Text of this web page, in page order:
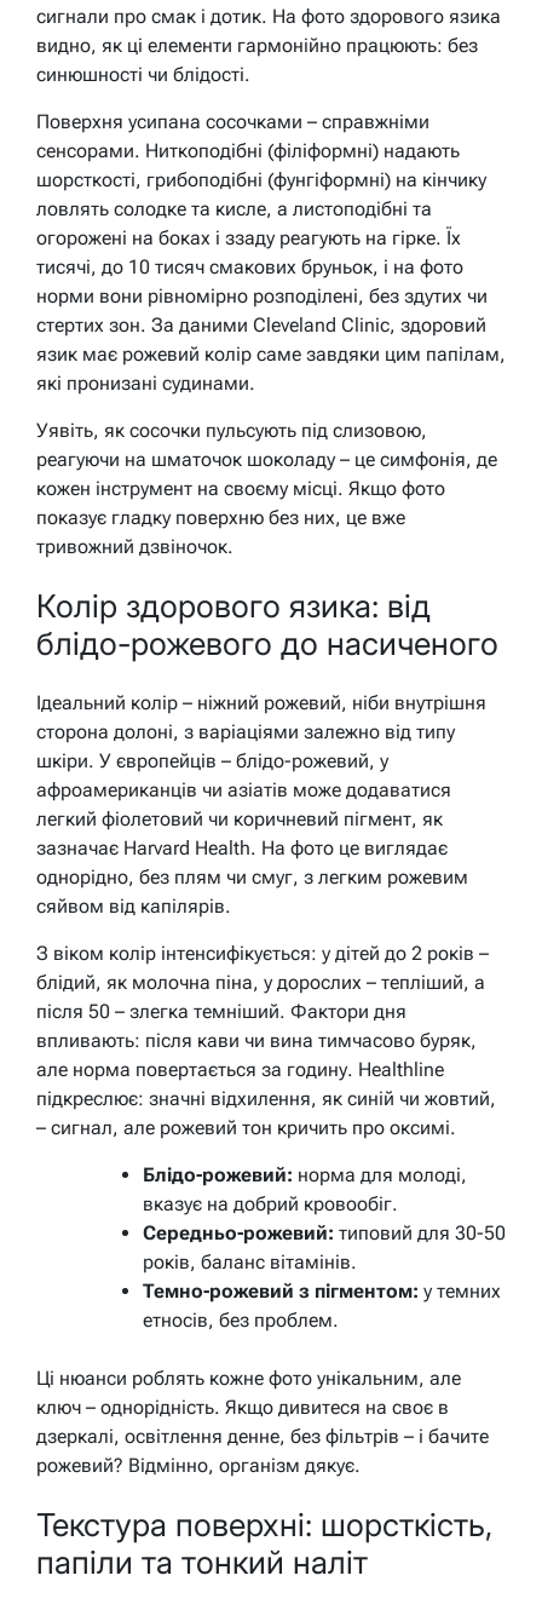
сигнали про смак і дотик. На фото здорового язика
видно, як ці елементи гармонійно працюють: без
синюшності чи блідості.
Поверхня усипана сосочками – справжніми
сенсорами. Ниткоподібні (філіформні) надають
шорсткості, грибоподібні (фунгіформні) на кінчику
ловлять солодке та кисле, а листоподібні та
огорожені на боках і ззаду реагують на гірке. Їх
тисячі, до 10 тисяч смакових бруньок, і на фото
норми вони рівномірно розподілені, без здутих чи
стертих зон. За даними Cleveland Clinic, здоровий
язик має рожевий колір саме завдяки цим папілам,
які пронизані судинами.
Уявіть, як сосочки пульсують під слизовою,
реагуючи на шматочок шоколаду – це симфонія, де
кожен інструмент на своєму місці. Якщо фото
показує гладку поверхню без них, це вже
тривожний дзвіночок.
Колір здорового язика: від
блідо-рожевого до насиченого
Ідеальний колір – ніжний рожевий, ніби внутрішня
сторона долоні, з варіаціями залежно від типу
шкіри. У європейців – блідо-рожевий, у
афроамериканців чи азіатів може додаватися
легкий фіолетовий чи коричневий пігмент, як
зазначає Harvard Health. На фото це виглядає
однорідно, без плям чи смуг, з легким рожевим
сяйвом від капілярів.
З віком колір інтенсифікується: у дітей до 2 років –
блідий, як молочна піна, у дорослих – тепліший, а
після 50 – злегка темніший. Фактори дня
впливають: після кави чи вина тимчасово буряк,
але норма повертається за годину. Healthline
підкреслює: значні відхилення, як синій чи жовтий,
– сигнал, але рожевий тон кричить про оксимі.
Блідо-рожевий: норма для молоді,
вказує на добрий кровообіг.
Середньо-рожевий: типовий для 30-50
років, баланс вітамінів.
Темно-рожевий з пігментом: у темних
етносів, без проблем.
Ці нюанси роблять кожне фото унікальним, але
ключ – однорідність. Якщо дивитеся на своє в
дзеркалі, освітлення денне, без фільтрів – і бачите
рожевий? Відмінно, організм дякує.
Текстура поверхні: шорсткість,
папіли та тонкий наліт